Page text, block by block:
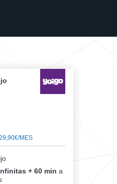
MES
+ 60 min a